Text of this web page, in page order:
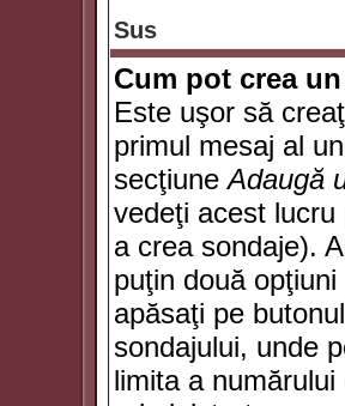
Sus
Cum pot crea
Este uşor să
primul mesaj al
secţiuneAdaugă
vedeţi acest
a crea sondaje).
puţin două
apăsaţi pe
sondajului, unde
limita a